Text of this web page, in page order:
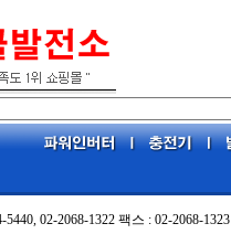
5440, 02-2068-1322 팩스 : 02-2068-1323